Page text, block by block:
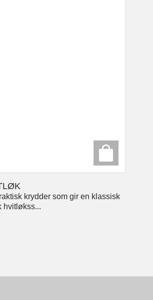
krydder som gir en klassisk
hvitløkss...